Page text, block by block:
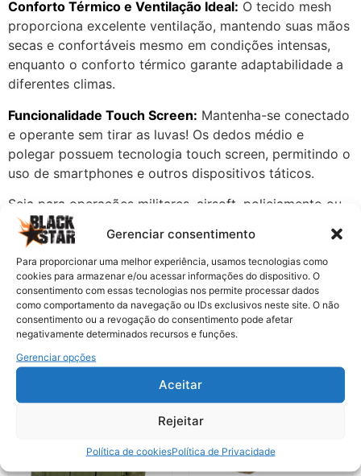
Gerenciar consentimento
Para proporcionar uma melhor experiência, usamos tecnologias como
cookies para armazenar e/ou acessar informações do dispositivo. O
consentimento com essas tecnologias nos permite processar dados
como comportamento da navegação ou IDs exclusivos neste site. O não
consentimento ou a revogação do consentimento pode afetar
negativamente determinados recursos e funções.
Gerenciar opções
Aceitar
Rejeitar
Política de cookiesPolítica de Privacidade
Conforto Térmico e Ventilação Ideal: O tecido mesh
proporciona excelente ventilação, mantendo suas mãos
secas e confortáveis mesmo em condições intensas,
enquanto o conforto térmico garante adaptabilidade a
diferentes climas.
Funcionalidade Touch Screen: Mantenha-se conectado
e operante sem tirar as luvas! Os dedos médio e
polegar possuem tecnologia touch screen, permitindo o
uso de smartphones e outros dispositivos táticos.
Seja para operações militares, airsoft, policiamento ou
atividades outdoor, a Luva Tática Invictus Bunker Preta
é a escolha ideal para quem não abre mão de
qualidade, proteção e desempenho. Invista na sua
segurança e eleve o nível das suas missões!
Outros produtos que você pode gostar